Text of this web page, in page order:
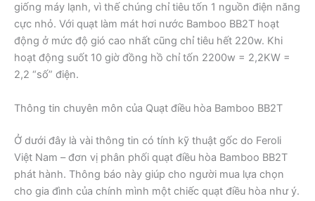
giống máy lạnh, vì thế chúng chỉ tiêu tốn 1 nguồn điện năng
cực nhỏ. Với quạt làm mát hơi nước Bamboo BB2T hoạt
động ở mức độ gió cao nhất cũng chỉ tiêu hết 220w. Khi
hoạt động suốt 10 giờ đồng hồ chỉ tốn 2200w = 2,2KW =
2,2 “số” điện.
Thông tin chuyên môn của Quạt điều hòa Bamboo BB2T
Ở dưới đây là vài thông tin có tính kỹ thuật gốc do Feroli
Việt Nam – đơn vị phân phối quạt điều hòa Bamboo BB2T
phát hành. Thông báo này giúp cho người mua lựa chọn
cho gia đình của chính mình một chiếc quạt điều hòa như ý.